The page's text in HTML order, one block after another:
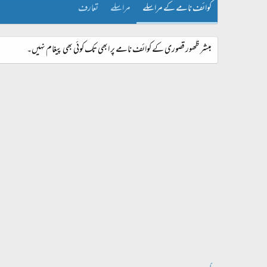
کوائف نامے کے مراسلے مراسلے تعارف
مبشر ظھور قصوری کے کوائف نامے پر ابھی تک کوئی بھی پیغام نہیں۔